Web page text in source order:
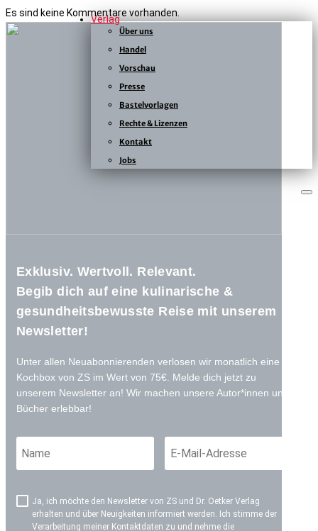
Verlag
Über uns
Handel
Vorschau
Presse
Bastelvorlagen
Rechte & Lizenzen
Kontakt
Jobs
KONTAKT
Es sind keine Kommentare vorhanden.
Exklusiv. Wertvoll. Relevant.
Begib dich auf eine kulinarische &
gesundheitsbewusste Reise mit unserem
Newsletter!
Unter allen Neuabonnierenden verlosen wir monatlich eine
Kochbox von ZS im Wert von 75€. Melde dich jetzt zu
unserem Newsletter an! Wir machen unsere Autor*innen und
Bücher erlebbar!
Ja, ich möchte den Newsletter von ZS und Dr. Oetker Verlag
erhalten und über Neuigkeiten informiert werden. Ich stimme der
Verarbeitung meiner Kontaktdaten zu und nehme die